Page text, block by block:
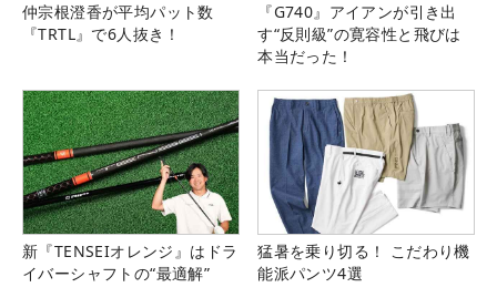
仲宗根澄香が平均パット数
『TRTL』で6人抜き！
『G740』アイアンが引き出
す“反則級”の寛容性と飛びは
本当だった！
新『TENSEIオレンジ』はドラ
イバーシャフトの“最適解”
猛暑を乗り切る！ こだわり機
能派パンツ4選